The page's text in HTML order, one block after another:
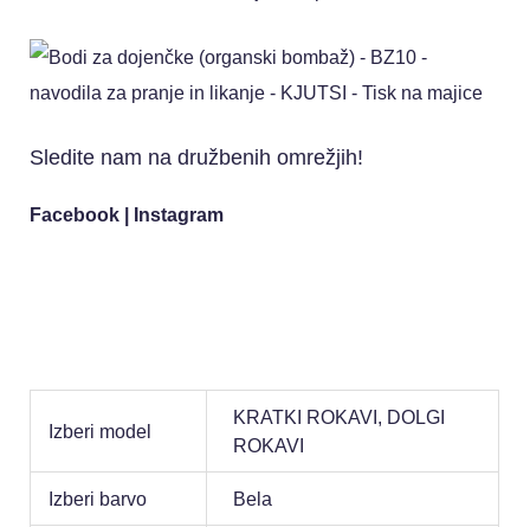
Sledite nam na družbenih omrežjih!
Facebook Instagram
Izberi model
KRATKI ROKAVI, DOLGI
ROKAVI
Izberi barvo Bela